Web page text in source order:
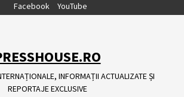
Facebook YouTube
INFORMAȚII ACTUALIZATE ȘI
REPORTAJE EXCLUSIVE